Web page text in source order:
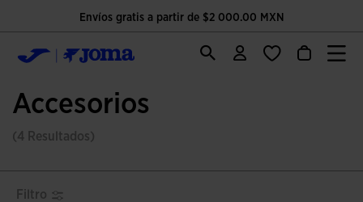
Envíos gratis a partir de $2 000.00 MXN
Accesorios
(4 Resultados)
Filtro